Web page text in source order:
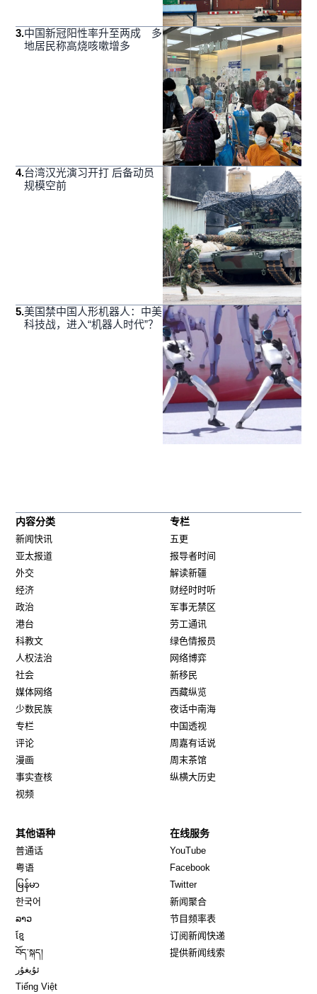
3.中国新冠阳性率升至两成 多
地居民称高烧咳嗽增多
4.台湾汉光演习开打 后备动员
规模空前
5.美国禁中国人形机器人：中美
科技战，进入“机器人时代”？
内容分类
新闻快讯
亚太报道
外交
经济
政治
港台
科教文
人权法治
社会
媒体网络
少数民族
专栏
评论
漫画
事实查核
视频
专栏
五更
报导者时间
解读新疆
财经时时听
军事无禁区
劳工通讯
绿色情报员
网络博弈
新移民
西藏纵览
夜话中南海
中国透视
周嘉有话说
周末茶馆
纵横大历史
其他语种
普通话
粤语
မြန်မာ
한국어
ລາວ
ខ្មែ
བོད་སྐད།
ئۇيغۇر
Tiếng Việt
在线服务
YouTube
Facebook
TwitterOpens in new window
新闻聚合
节目频率表
订阅新闻快递
提供新闻线索